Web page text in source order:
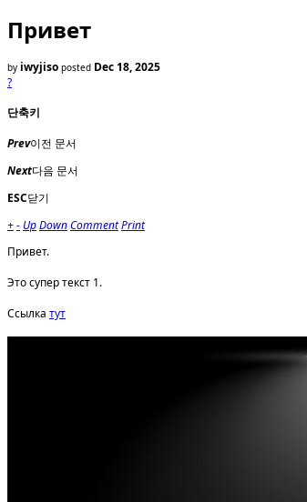
Привет
by iwyjiso posted Dec 18, 2025
?
단축키
Prev이전 문서
Next다음 문서
ESC닫기
+- UpDownCommentPrint
Привет.
Это супер текст 1.
Ссылка тут